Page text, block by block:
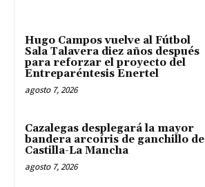
Hugo Campos vuelve al Fútbol
Sala Talavera diez años después
para reforzar el proyecto del
Entreparéntesis Enertel
agosto 7, 2026
Cazalegas desplegará la mayor
bandera arcoíris de ganchillo de
Castilla-La Mancha
agosto 7, 2026